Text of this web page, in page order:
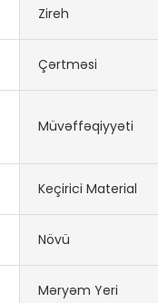
Zireh
Çərtməsi
Müvəffəqiyyəti
Keçirici Material
Növü
Məryəm Yeri